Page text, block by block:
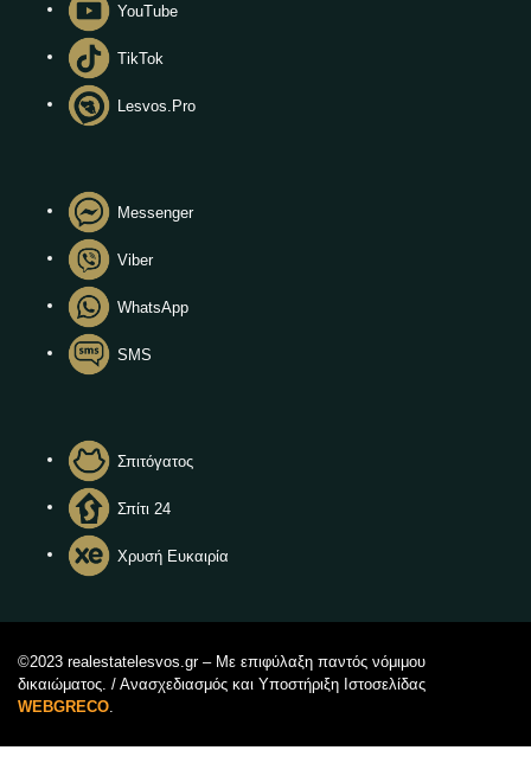
YouTube
TikTok
Lesvos.Pro
Messenger
Viber
WhatsApp
SMS
Σπιτόγατος
Σπίτι 24
Χρυσή Ευκαιρία
©2023 realestatelesvos.gr – Με επιφύλαξη παντός νόμιμου
δικαιώματος. / Ανασχεδιασμός και Υποστήριξη Ιστοσελίδας
WEBGRECO.